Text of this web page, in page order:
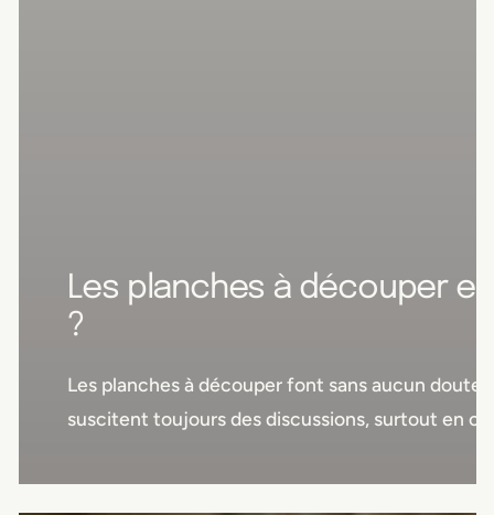
Les planches à découper
?
Les planches à découper font sans aucun
suscitent toujours des discussions, surtout en